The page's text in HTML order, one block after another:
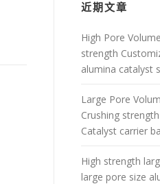
近期文章
High Pore
strength
alumina catalyst
Large Pore
Crushing
Catalyst carrier
High strength
large pore size